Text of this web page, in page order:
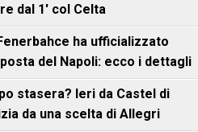
dal 1' col Celta
ha ufficializzato
del Napoli: ecco i dettagli
stasera? Ieri da Castel di
da una scelta di Allegri